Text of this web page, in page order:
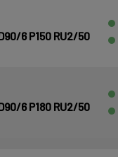
6 P150 RU2/50
6 P180 RU2/50